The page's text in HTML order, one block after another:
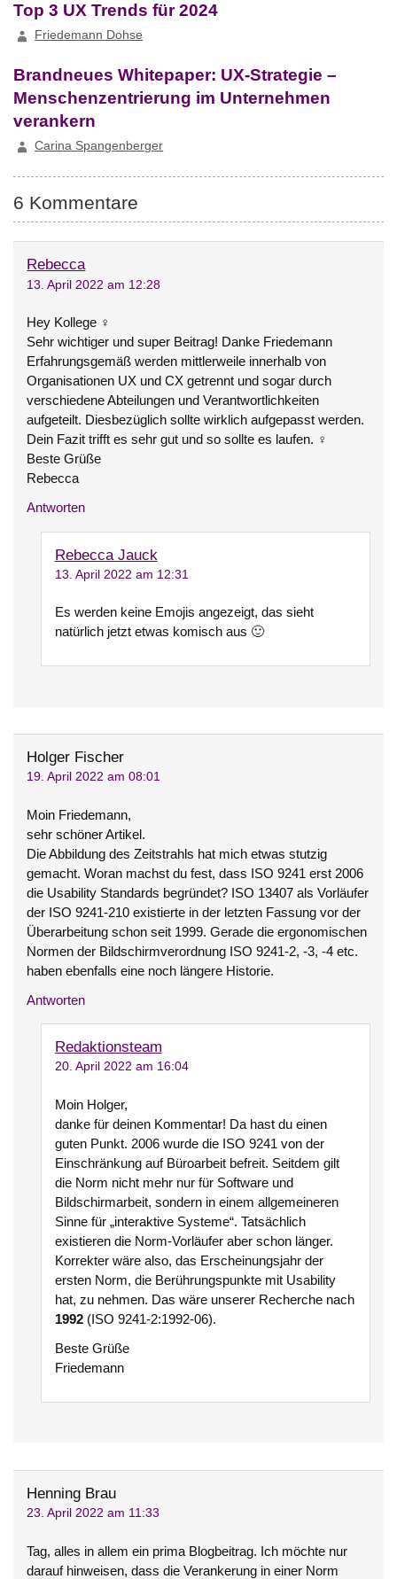
Top 3 UX Trends für 2024
Friedemann Dohse
Brandneues Whitepaper: UX-Strategie –
Menschenzentrierung im Unternehmen
verankern
Carina Spangenberger
6 Kommentare
Rebecca
13. April 2022 am 12:28
Hey Kollege ‍♀️
Sehr wichtiger und super Beitrag! Danke Friedemann
Erfahrungsgemäß werden mittlerweile innerhalb von
Organisationen UX und CX getrennt und sogar durch
verschiedene Abteilungen und Verantwortlichkeiten
aufgeteilt. Diesbezüglich sollte wirklich aufgepasst werden.
Dein Fazit trifft es sehr gut und so sollte es laufen. ‍♀️
Beste Grüße
Rebecca
Antworten
Rebecca Jauck
13. April 2022 am 12:31
Es werden keine Emojis angezeigt, das sieht
natürlich jetzt etwas komisch aus 🙂
Holger Fischer
19. April 2022 am 08:01
Moin Friedemann,
sehr schöner Artikel.
Die Abbildung des Zeitstrahls hat mich etwas stutzig
gemacht. Woran machst du fest, dass ISO 9241 erst 2006
die Usability Standards begründet? ISO 13407 als Vorläufer
der ISO 9241-210 existierte in der letzten Fassung vor der
Überarbeitung schon seit 1999. Gerade die ergonomischen
Normen der Bildschirmverordnung ISO 9241-2, -3, -4 etc.
haben ebenfalls eine noch längere Historie.
Antworten
Redaktionsteam
20. April 2022 am 16:04
Moin Holger,
danke für deinen Kommentar! Da hast du einen
guten Punkt. 2006 wurde die ISO 9241 von der
Einschränkung auf Büroarbeit befreit. Seitdem gilt
die Norm nicht mehr nur für Software und
Bildschirmarbeit, sondern in einem allgemeineren
Sinne für „interaktive Systeme“. Tatsächlich
existieren die Norm-Vorläufer aber schon länger.
Korrekter wäre also, das Erscheinungsjahr der
ersten Norm, die Berührungspunkte mit Usability
hat, zu nehmen. Das wäre unserer Recherche nach
1992 (ISO 9241-2:1992-06).
Beste Grüße
Friedemann
Henning Brau
23. April 2022 am 11:33
Tag, alles in allem ein prima Blogbeitrag. Ich möchte nur
darauf hinweisen, dass die Verankerung in einer Norm